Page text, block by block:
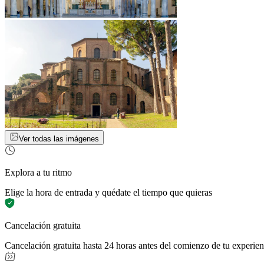
Ver todas las imágenes
Explora a tu ritmo
Elige la hora de entrada y quédate el tiempo que quieras
Cancelación gratuita
Cancelación gratuita hasta 24 horas antes del comienzo de tu